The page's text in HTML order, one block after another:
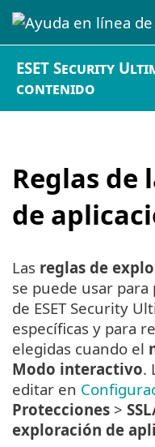
ESET Security
contenido
Reglas de
de
Las reglas de
se puede usar
de ESET Security
específicas y para
elegidas cuando el
Modo interactivo.
editar en
Protecciones >
exploración de